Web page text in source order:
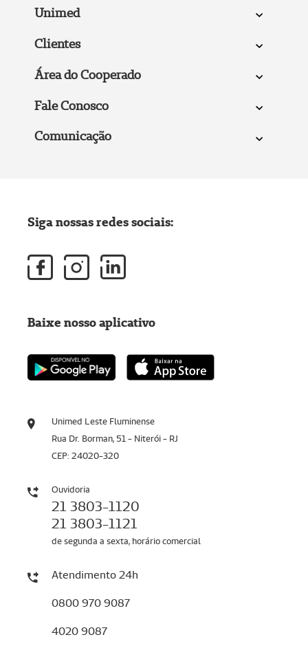
Unimed
Clientes
Área do Cooperado
Fale Conosco
Comunicação
Unimed Leste Fluminense
Rua Dr. Borman, 51 - Niterói - RJ
CEP: 24020-320
Ouvidoria
21 3803-1120
21 3803-1121
de segunda a sexta, horário comercial
Atendimento 24h
0800 970 9087
4020 9087
Siga nossas redes sociais:
Baixe nosso aplicativo